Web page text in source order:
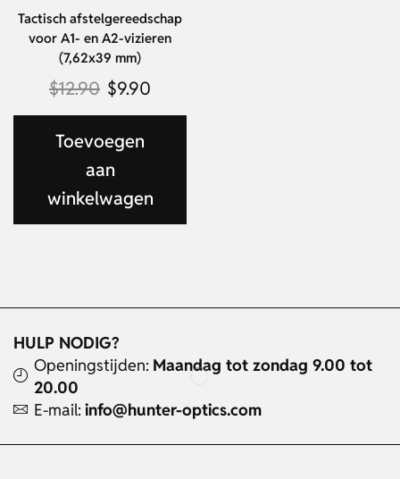
Tactisch afstelgereedschap
voor A1- en A2-vizieren
(7,62x39 mm)
$12.90 $9.90
Toevoegen
aan
winkelwagen
HULP NODIG?
Openingstijden: Maandag tot zondag 9.00 tot
20.00
E-mail: info@hunter-optics.com